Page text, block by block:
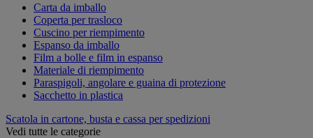
Carta da imballo
Coperta per trasloco
Cuscino per riempimento
Espanso da imballo
Film a bolle e film in espanso
Materiale di riempimento
Paraspigoli, angolare e guaina di protezione
Sacchetto in plastica
Scatola in cartone, busta e cassa per spedizioni
Vedi tutte le categorie